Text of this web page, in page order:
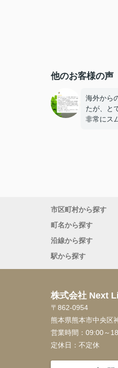
他のお客様の声
海外から
たが、と
非常にス
市区町村から探す
町名から探す
沿線から探す
駅から探す
株式会社 Next
〒862-0954
熊本県熊本市中央区
営業時間： 09:00～
定休日： 不定休